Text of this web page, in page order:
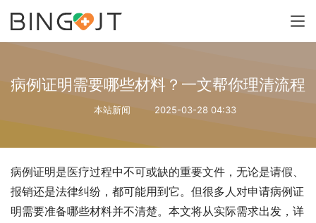
病例证明需要哪些材料？一文帮你理清流程
本站新闻 2025-03-28 04:33
病例证明是医疗过程中不可或缺的重要文件，无论是请假、
报销还是法律纠纷，都可能用到它。但很多人对申请病例证
明需要准备哪些材料并不清楚。本文将从实际需求出发，详